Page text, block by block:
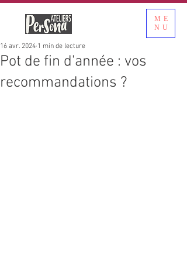
ME
NU
Pot de fin d'année : vos
recommandations ?
16 avr. 2024 1 min de lecture